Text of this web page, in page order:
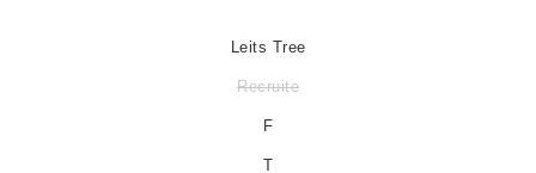
Leits Tree
Recruite
F
T